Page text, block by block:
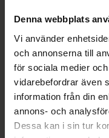
Denna webbplats
Vi använder
och annonserna till
för sociala medier
vidarebefordrar även
information från din
annons- och
Dessa kan i sin tur
Aktuella
Beskrivning